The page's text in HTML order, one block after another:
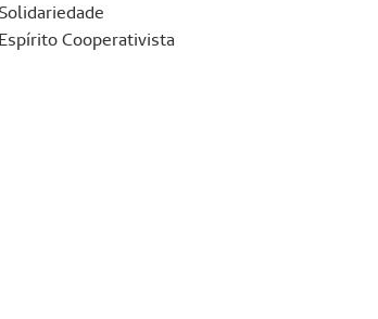
Solidariedade
Espírito Cooperativista